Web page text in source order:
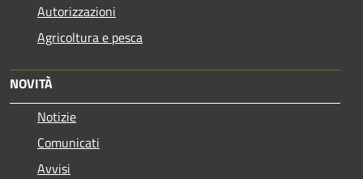
Autorizzazioni
Agricoltura e pesca
NOVITÀ
Notizie
Comunicati
Avvisi